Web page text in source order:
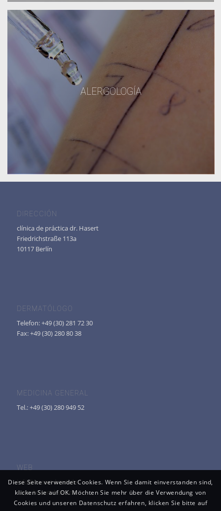
ALERGOLOGÍA
DIRECCIÓN
clínica de práctica dr. Hasert
Friedrichstraße 113a
10117 Berlín
DERMATÓLOGO
Telefon: +49 (30) 281 72 30
Fax: +49 (30) 280 80 38
MEDICINA GENERAL
Tel.: +49 (30) 280 949 52
WEB
info@hasert-haut.de
www.hasert-haut.de
Diese Seite verwendet Cookies. Wenn Sie damit einverstanden sind,
klicken Sie auf OK. Möchten Sie mehr über die Verwendung von
Cookies und unseren Datenschutz erfahren, klicken Sie bitte auf